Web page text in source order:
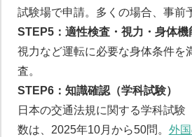
試験場で申請。多くの場合、事前
STEP5：適性検査・視力・身体機
視力など運転に必要な身体条件を
査。
STEP6：知識確認（学科試験）
日本の交通法規に関する学科試験
数は、2025年10月から50問。 外